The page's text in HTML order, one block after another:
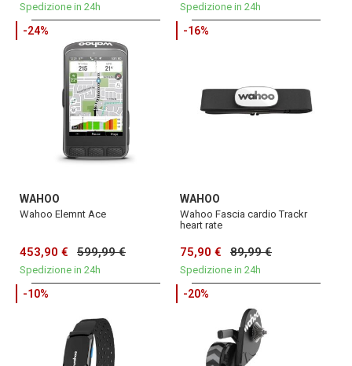
Spedizione in 24h Spedizione in 24h
-24%
WAHOO
Wahoo Elemnt Ace
453,90 € 599,99 €
Spedizione in 24h
-16%
WAHOO
Wahoo Fascia cardio Trackr
heart rate
75,90 € 89,99 €
Spedizione in 24h
-10% -20%